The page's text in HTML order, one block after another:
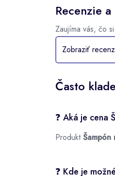
Recenzie
Zaujíma vás, čo
Zobraziť
Často
❓ Aká je cena
ProduktŠampón
❓ Kde je